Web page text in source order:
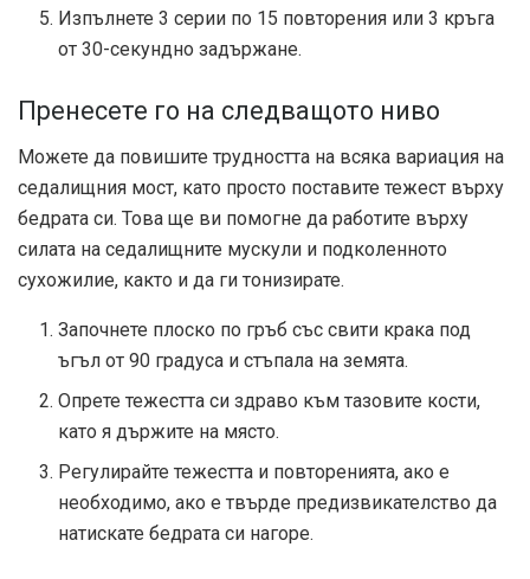
Изпълнете 3 серии по 15 повторения или 3 кръга
от 30-секундно задържане.
Пренесете го на следващото ниво
Можете да повишите трудността на всяка вариация на
седалищния мост, като просто поставите тежест върху
бедрата си. Това ще ви помогне да работите върху
силата на седалищните мускули и подколенното
сухожилие, както и да ги тонизирате.
Започнете плоско по гръб със свити крака под
ъгъл от 90 градуса и стъпала на земята.
Опрете тежестта си здраво към тазовите кости,
като я държите на място.
Регулирайте тежестта и повторенията, ако е
необходимо, ако е твърде предизвикателство да
натискате бедрата си нагоре.